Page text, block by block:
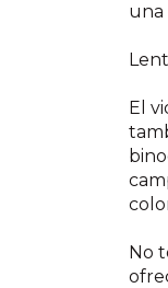
una
El
No